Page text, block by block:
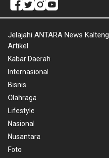
Jelajahi ANTARA News Kalteng
Artikel
Kabar Daerah
Internasional
Bisnis
Olahraga
Lifestyle
Nasional
Nusantara
Foto